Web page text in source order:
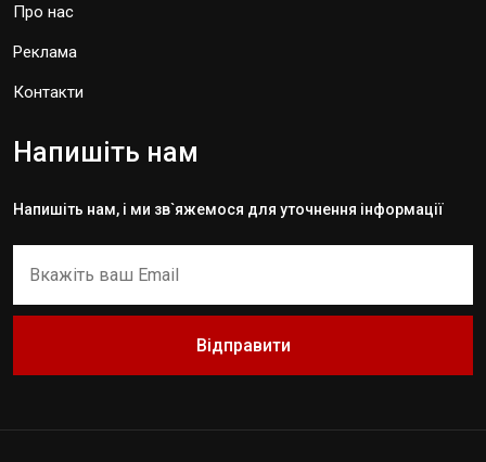
Про нас
Реклама
Контакти
Напишіть нам
Напишіть нам, і ми зв`яжемося для уточнення інформації
Відправити